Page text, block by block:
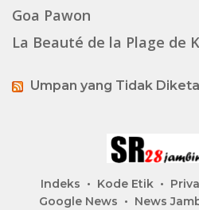
Goa Pawon
La Beauté de la Plage de
Umpan yang Tidak
Indeks Kode Etik
Google News
News